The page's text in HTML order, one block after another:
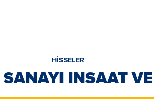
HİSSELER
INSAAT